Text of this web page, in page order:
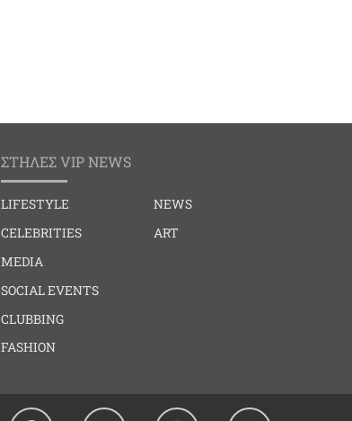
ΣΤΗΛΕΣ VIP NEWS
LIFESTYLE
CELEBRITIES
MEDIA
SOCIAL EVENTS
CLUBBING
FASHION
NEWS
ART